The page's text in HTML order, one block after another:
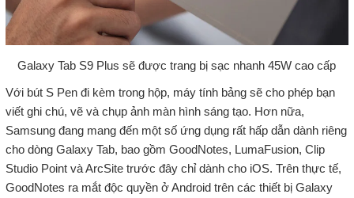
Galaxy Tab S9 Plus sẽ được trang bị sạc nhanh 45W cao cấp
Với bút S Pen đi kèm trong hộp, máy tính bảng sẽ cho phép bạn
viết ghi chú, vẽ và chụp ảnh màn hình sáng tạo. Hơn nữa,
Samsung đang mang đến một số ứng dụng rất hấp dẫn dành riêng
cho dòng Galaxy Tab, bao gồm GoodNotes, LumaFusion, Clip
Studio Point và ArcSite trước đây chỉ dành cho iOS. Trên thực tế,
GoodNotes ra mắt độc quyền ở Android trên các thiết bị Galaxy